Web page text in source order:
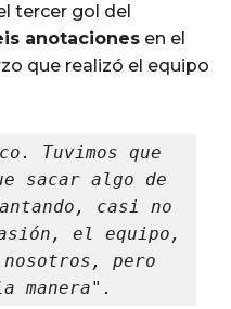
tercer gol del
anotaciones en el
que realizó el equipo
Tuvimos que
sacar algo de
casi no
el equipo,
pero
manera".